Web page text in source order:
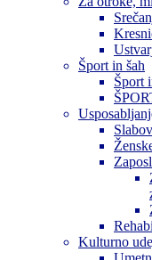
Šport in šah
Šport
Kulturno